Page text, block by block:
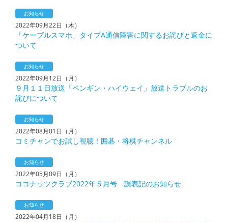
お知らせ
2022年09月22日（木）
「ケーブルスマホ」タイプA通信障害に関するお詫びと返金に
ついて
お知らせ
2022年09月12日（月）
９月１１日放送「ペンギン・ハイウェイ」放送トラブルのお
詫びについて
お知らせ
2022年08月01日（月）
コミチャンでお試し視聴！囲碁・将棋チャンネル
お知らせ
2022年05月09日（月）
ココナッツクラブ2022年５月号 誤表記のお知らせ
お知らせ
2022年04月18日（月）